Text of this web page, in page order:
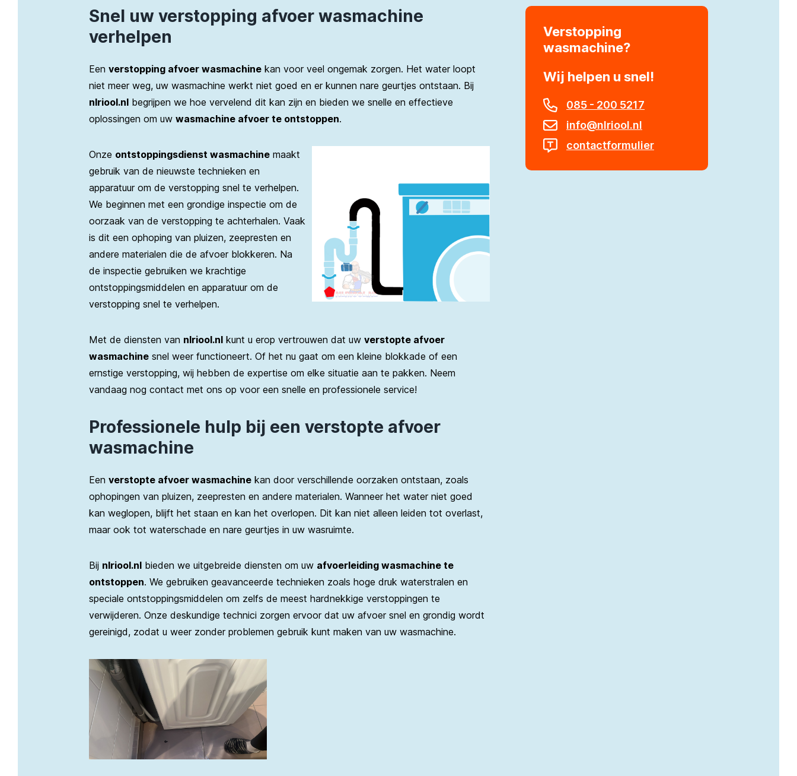
Snel uw verstopping afvoer wasmachine
verhelpen
Een verstopping afvoer wasmachine kan voor veel ongemak zorgen. Het water loopt
niet meer weg, uw wasmachine werkt niet goed en er kunnen nare geurtjes ontstaan. Bij
nlriool.nl begrijpen we hoe vervelend dit kan zijn en bieden we snelle en effectieve
oplossingen om uw wasmachine afvoer te ontstoppen.
Onze ontstoppingsdienst wasmachine maakt
gebruik van de nieuwste technieken en
apparatuur om de verstopping snel te verhelpen.
We beginnen met een grondige inspectie om de
oorzaak van de verstopping te achterhalen. Vaak
is dit een ophoping van pluizen, zeepresten en
andere materialen die de afvoer blokkeren. Na
de inspectie gebruiken we krachtige
ontstoppingsmiddelen en apparatuur om de
verstopping snel te verhelpen.
Met de diensten van nlriool.nl kunt u erop vertrouwen dat uw verstopte afvoer
wasmachine snel weer functioneert. Of het nu gaat om een kleine blokkade of een
ernstige verstopping, wij hebben de expertise om elke situatie aan te pakken. Neem
vandaag nog contact met ons op voor een snelle en professionele service!
Professionele hulp bij een verstopte afvoer
wasmachine
Een verstopte afvoer wasmachine kan door verschillende oorzaken ontstaan, zoals
ophopingen van pluizen, zeepresten en andere materialen. Wanneer het water niet goed
kan weglopen, blijft het staan en kan het overlopen. Dit kan niet alleen leiden tot overlast,
maar ook tot waterschade en nare geurtjes in uw wasruimte.
Bij nlriool.nl bieden we uitgebreide diensten om uw afvoerleiding wasmachine te
ontstoppen. We gebruiken geavanceerde technieken zoals hoge druk waterstralen en
speciale ontstoppingsmiddelen om zelfs de meest hardnekkige verstoppingen te
verwijderen. Onze deskundige technici zorgen ervoor dat uw afvoer snel en grondig wordt
gereinigd, zodat u weer zonder problemen gebruik kunt maken van uw wasmachine.
Verstopping
wasmachine
Wij helpen u snel!
085 - 200 5217
info@nlriool.nl
contactformulier